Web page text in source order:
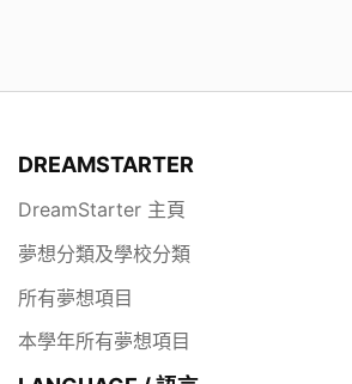
DREAMSTARTER
DreamStarter 主頁
夢想分類及學校分類
所有夢想項目
本學年所有夢想項目